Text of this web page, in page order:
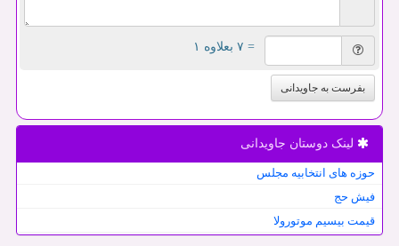
= ۷ بعلاوه ۱
بفرست به جاویدانی
لینک دوستان جاویدانی
حوزه های انتخابیه مجلس
فیش حج
قیمت بیسیم موتورولا